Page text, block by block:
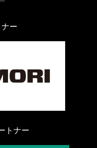
ナー
トナー